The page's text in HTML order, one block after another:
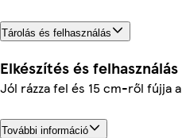
Tárolás és felhasználás
Elkészítés és felhasználás
Jól rázza fel és 15 cm-ről fújja
További információ